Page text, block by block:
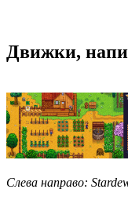
Движки,
Слева направо: